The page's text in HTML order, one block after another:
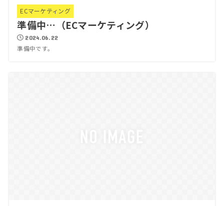
ECマーケティング
準備中…（ECマーケティング）
2024.06.22
準備中です。